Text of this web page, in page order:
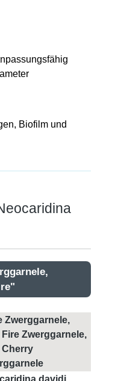
Biofilm und
Zwerggarnele,
Fire Zwerggarnele,
Cherry
davidi